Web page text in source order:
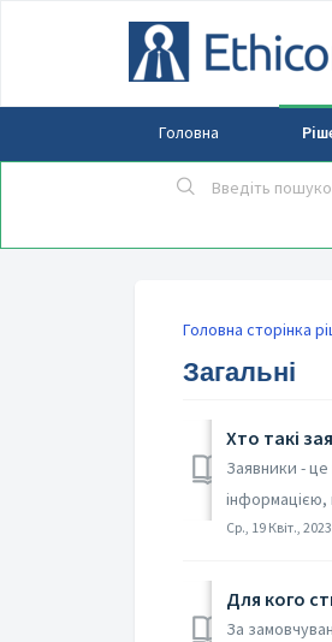
Головна
Головна сторінка
Загальні
Хто такі
Заявники - це
інформацією,
Ср., 19 Квіт.,
Для кого
За